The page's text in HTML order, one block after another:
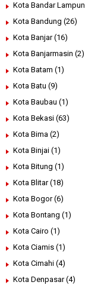
Kota Bandar
Kota Bandung (26)
Kota Banjar (16)
Kota Banjarmasin (2)
Kota Batam (1)
Kota Batu (9)
Kota Baubau (1)
Kota Bekasi (63)
Kota Bima (2)
Kota Binjai (1)
Kota Bitung (1)
Kota Blitar (18)
Kota Bogor (6)
Kota Bontang (1)
Kota Cairo (1)
Kota Ciamis (1)
Kota Cimahi (4)
Kota Denpasar (4)